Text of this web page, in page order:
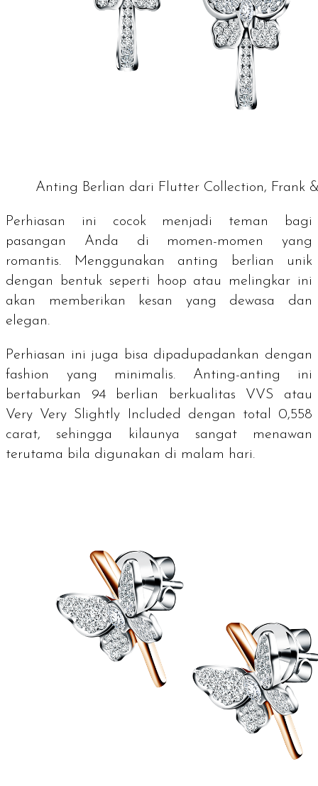
Anting Berlian dari Flutter Collection, Frank
Perhiasan ini cocok menjadi teman bagi
pasangan Anda di momen-momen yang
romantis. Menggunakan anting berlian unik
dengan bentuk seperti
hoop atau melingkar ini
akan memberikan kesan yang dewasa dan
elegan.
Perhiasan ini juga bisa dipadupadankan dengan
fashion yang minimalis. Anting-anting ini
bertaburkan 94 berlian berkualitas VVS atau
Very Very Slightly Included dengan total 0,558
carat, sehingga kilaunya sangat menawan
terutama bila digunakan di malam hari.